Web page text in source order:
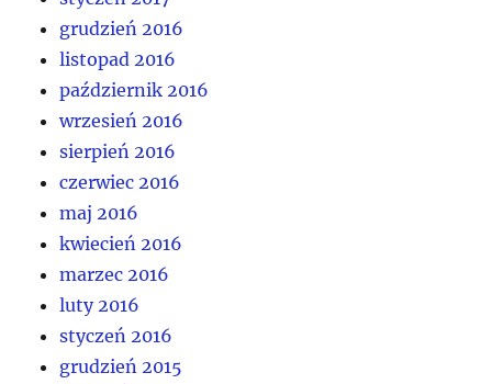
grudzień 2016
listopad 2016
październik 2016
wrzesień 2016
sierpień 2016
czerwiec 2016
maj 2016
kwiecień 2016
marzec 2016
luty 2016
styczeń 2016
grudzień 2015